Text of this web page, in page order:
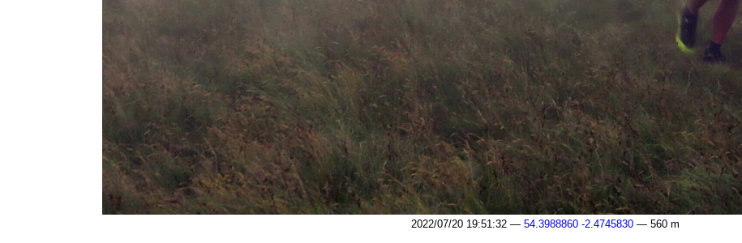
2022/07/20 19:51:32 — 54.3988860 -2.4745830— 560 m